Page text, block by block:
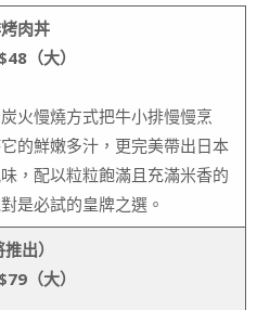
肉丼
（大）
火慢燒方式把牛小排慢慢烹
的鮮嫩多汁，更完美帶出日本
，配以粒粒飽滿且充滿米香的
是必試的皇牌之選。
出）
（大）